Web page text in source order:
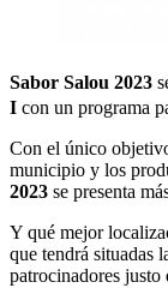
Sabor Salou 2023
I con un programa
Con el único
municipio y los
2023 se presenta
Y qué mejor
que tendrá situadas
patrocinadores justo